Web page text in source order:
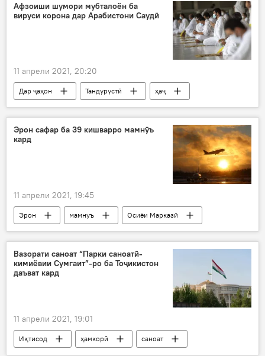
Афзоиши шумори мубталоён ба
вируси корона дар Арабистони Саудӣ
11 апрели 2021, 20:20
Дар ҷаҳон Тандурустӣ
ҳаҷ
Арабистони Саудӣ
коронавирус
Эрон сафар ба 39 кишварро мамнӯъ
кард
11 апрели 2021, 19:45
Эрон мамнуъ
Осиёи Марказӣ
коронавирус
Вазорати саноат “Парки саноатӣ-
кимиёвии Сумгаит”-ро ба Тоҷикистон
даъват кард
11 апрели 2021, 19:01
Иқтисод ҳамкорӣ
саноат